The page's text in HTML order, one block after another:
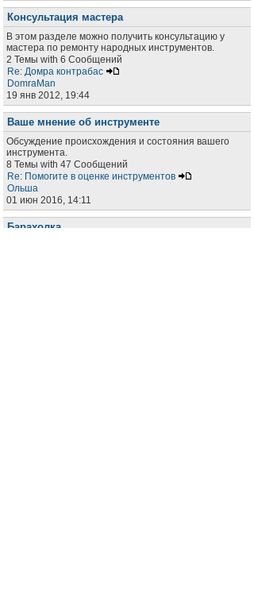
Консультация мастера
В этом разделе можно получить консультацию у
мастера по ремонту народных инструментов.
2 Темы with 6 Сообщений
Re: Домра контрабас
DomraMan
19 янв 2012, 19:44
Ваше мнение об инструменте
Обсуждение происхождения и состояния вашего
инструмента.
8 Темы with 47 Сообщений
Re: Помогите в оценке инструментов
Ольша
01 июн 2016, 14:11
Барахолка